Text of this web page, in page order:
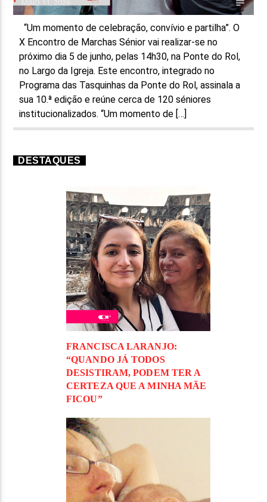
“Um momento de celebração, convívio e partilha”. O
X Encontro de Marchas Sénior vai realizar-se no
próximo dia 5 de junho, pelas 14h30, na Ponte do Rol,
no Largo da Igreja. Este encontro, integrado no
Programa das Tasquinhas da Ponte do Rol, assinala a
sua 10.ª edição e reúne cerca de 120 séniores
institucionalizados. “Um momento de […]
DESTAQUES
FRANCISCA LARANJO:
“QUANDO JÁ TODOS
DESISTIRAM, PODEM TER A
CERTEZA QUE A MINHA MÃE
FICOU”